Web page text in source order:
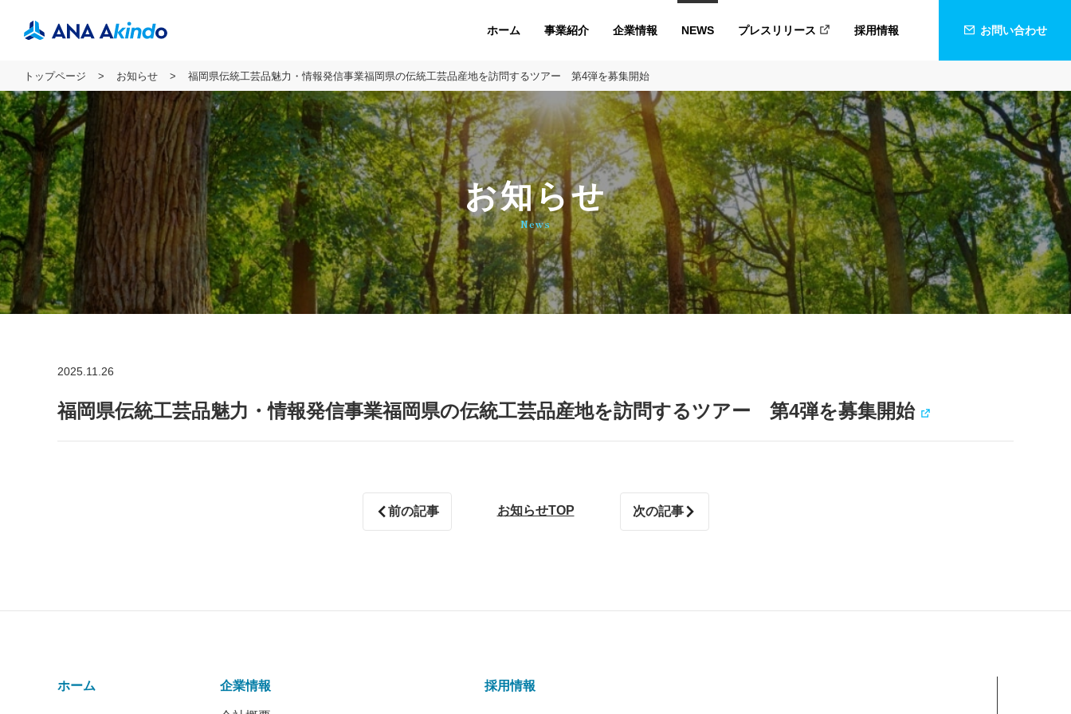
ホーム 事業紹介 企業情報 NEWS プレスリリース 採用情報 お問い合わせ
トップページ お知らせ 福岡県伝統工芸品魅力・情報発信事業福岡県の伝統工芸品産地を訪問するツアー 第4弾を募集開始
お知らせ
News
2025.11.26
福岡県伝統工芸品魅力・情報発信事業福岡県の伝統工芸品産地を訪問するツアー 第4弾を募集開始
前の記事 お知らせTOP 次の記事
ホーム 企業情報 採用情報